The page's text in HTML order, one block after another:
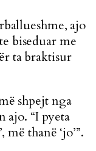
ajo
biseduar me
ta braktisur
shpejt nga
ajo. “I pyeta
thanë ‘jo’”.